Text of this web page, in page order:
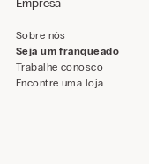
Empresa
Sobre nós
Seja um franqueado
Trabalhe conosco
Encontre uma loja